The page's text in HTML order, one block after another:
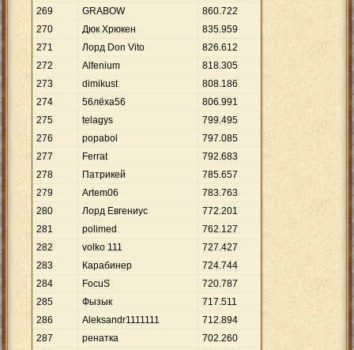
269
GRABOW 860.722
270
Дюк Хрюкен 835.959
271
Лорд Don Vito 826.612
272
Alfenium 818.305
273
dimikust 808.186
274
56лёха56 806.991
275
telagys 799.495
276
popabol 797.085
277
Ferrat 792.683
278
Патрикей 785.657
279
Artem06 783.763
280
Лорд Евгениус 772.201
281
polimed 762.127
282
volko 111 727.427
283
Карабинер 724.744
284
FoсuS 720.787
285
Фызык 717.511
286
Aleksandr1111111 712.894
287
ренатка 702.260